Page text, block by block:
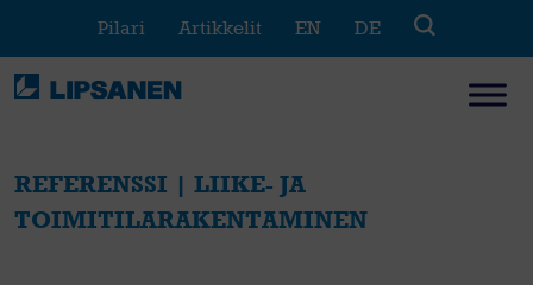
content
Pilari Artikkelit EN DE
REFERENSSI | LIIKE- JA
TOIMITILARAKENTAMINEN